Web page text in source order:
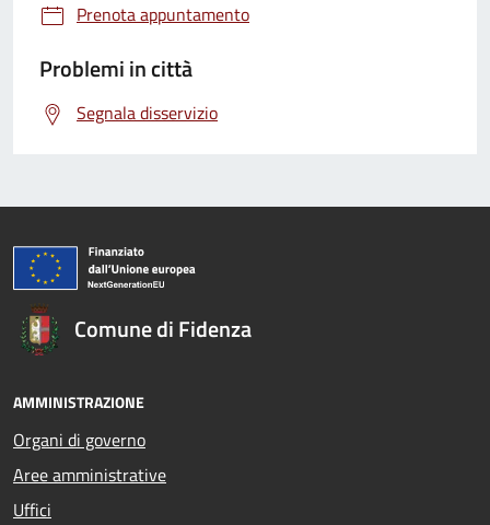
Prenota appuntamento
Problemi in città
Segnala disservizio
Comune di Fidenza
AMMINISTRAZIONE
Organi di governo
Aree amministrative
Uffici